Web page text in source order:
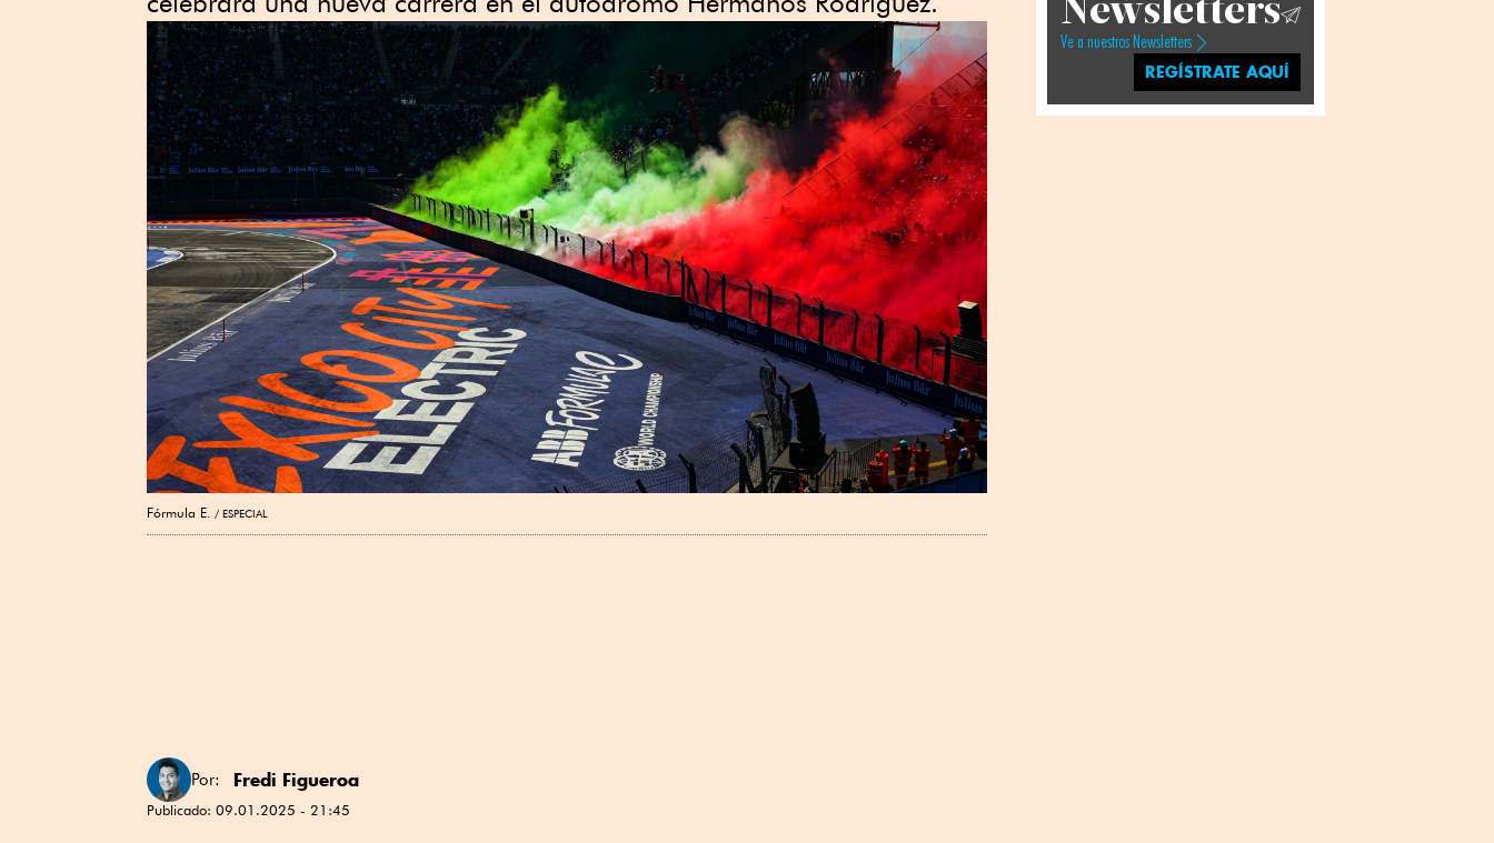
Fórmula E. ESPECIAL
Por: Fredi Figueroa
Publicado: 09.01.2025 - 21:45
Ve a nuestros Newsletters
REGÍSTRATE AQUÍ